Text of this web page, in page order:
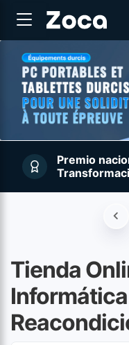
Premio
Anterior
Tienda
Informática